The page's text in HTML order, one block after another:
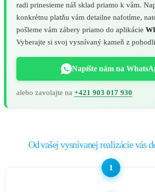
radi prinesieme náš sklad priamo k vám.
konkrétnu platňu vám detailne nafotíme,
pošleme vám zábery priamo do aplikácie
Vyberajte si svoj vysnívaný kameň z
Napíšte nám na
alebo zavolajte na +421 903 017 930
Od vašej vysnívanej realizácie vás
1